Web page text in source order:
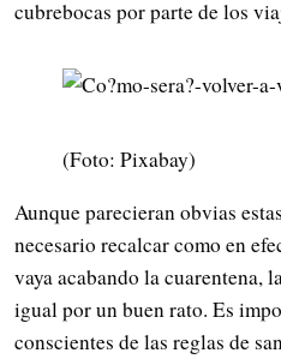
cubrebocas por parte de los
(Foto: Pixabay)
Aunque parecieran obvias
necesario recalcar como en
vaya acabando la cuarentena,
igual por un buen rato. Es
conscientes de las reglas de